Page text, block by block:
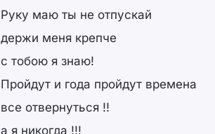
Руку маю ты не отпускай
держи меня крепче
с тобою я знаю!
Пройдут и года пройдут времена
все отвернуться !!
а я никогда !!!